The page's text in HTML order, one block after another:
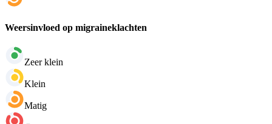
Weersinvloed op migraineklachten
Zeer klein
Klein
Matig